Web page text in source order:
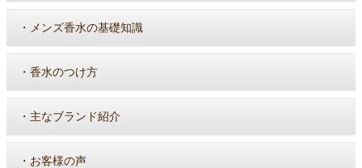
・ メンズ香水の基礎知識
・ 香水のつけ方
・ 主なブランド紹介
・ お客様の声